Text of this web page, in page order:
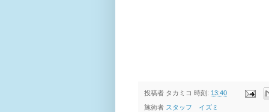
投稿者 タカミコ 時刻: 13:40
施術者 スタッフ イズミ